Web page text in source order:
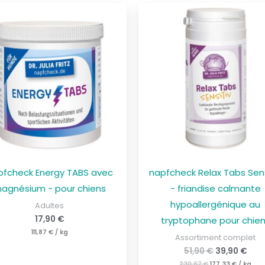
Energy TABS avec
- pour chiens
Adultes
17,90 €
111,87 €/ kg
napfcheck Relax Tabs
- friandise calmante
hypoallergénique au
tryptophane pour
Assortiment complet
51,90€
Le
prix
de
:
51,90
€
39,90 €
Le
prix
initial
230,67
€
prix
actuel
est
de
177,33